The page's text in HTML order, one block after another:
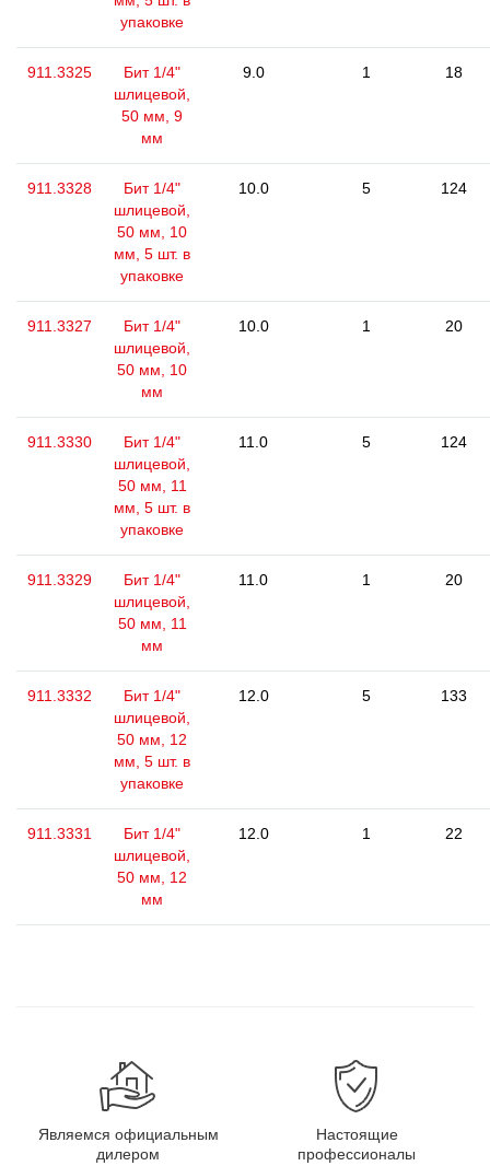
упаковке
911.3325
Бит 1/4"
шлицевой,
50 мм, 9
мм
9.0 1 18
911.3328
Бит 1/4"
шлицевой,
50 мм, 10
мм, 5 шт. в
упаковке
10.0 5 124
911.3327
Бит 1/4"
шлицевой,
50 мм, 10
мм
10.0 1 20
911.3330
Бит 1/4"
шлицевой,
50 мм, 11
мм, 5 шт. в
упаковке
11.0 5 124
911.3329
Бит 1/4"
шлицевой,
50 мм, 11
мм
11.0 1 20
911.3332
Бит 1/4"
шлицевой,
50 мм, 12
мм, 5 шт. в
упаковке
12.0 5 133
911.3331
Бит 1/4"
шлицевой,
50 мм, 12
мм
12.0 1 22
Являемся официальным
дилером
Настоящие
профессионалы